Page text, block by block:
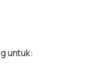
untuk: